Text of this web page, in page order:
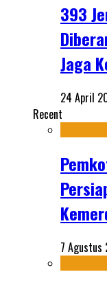
393
Jaga
24 April
Recent
7 Agustus